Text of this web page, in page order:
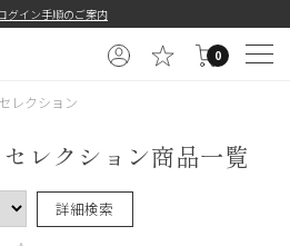
グイン手順のご案内
0
レクション
レクション商品一覧
詳細検索